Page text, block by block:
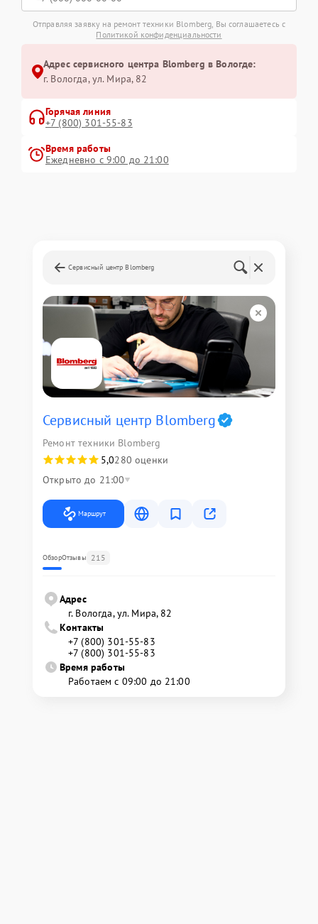
Отправляя заявку на ремонт техники Blomberg, Вы соглашаетесь с
Политикой конфиденциальности
Адрес сервисного центра Blomberg в Вологде:
г. Вологда, ул. Мира, 82
Горячая линия
+7 (800) 301-55-83
Время работы
Ежедневно с 9:00 до 21:00
Сервисный центр Blomberg
Сервисный центр Blomberg
Ремонт техники Blomberg
5,0280 оценки
Открыто до 21:00
Маршрут
ОбзорОтзывы 215
Адрес
г. Вологда, ул. Мира, 82
Контакты
+7 (800) 301-55-83
+7 (800) 301-55-83
Время работы
Работаем с 09:00 до 21:00